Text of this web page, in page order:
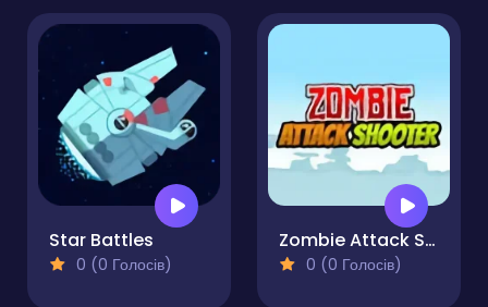
Star Battles
0 (0 Голосів)
Zombie Attack Shooter
0 (0 Голосів)